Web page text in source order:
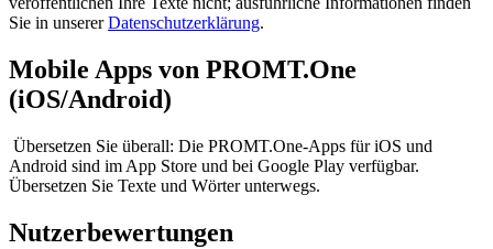
Sie in unsererDatenschutzerklärung.
Mobile Apps von PROMT.One
(iOS/Android)
Übersetzen Sie überall: Die PROMT.One-Apps für iOS und
Android sind im App Store und bei Google Play verfügbar.
Übersetzen Sie Texte und Wörter unterwegs.
Nutzerbewertungen